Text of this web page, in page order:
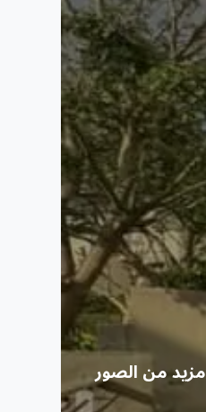
مزيد من الصور